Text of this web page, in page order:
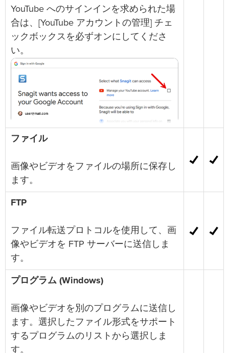
YouTube へのサインインを求められた場
合は、[YouTube アカウントの管理] チェ
ックボックスを必ずオンにしてくださ
い。
ファイル
画像やビデオをファイルの場所に保存し
ます。
FTP
ファイル転送プロトコルを使用して、画
像やビデオを FTP サーバーに送信しま
す。
プログラム (Windows)
画像やビデオを別のプログラムに送信し
ます。選択したファイル形式をサポート
するプログラムのリストから選択しま
す。